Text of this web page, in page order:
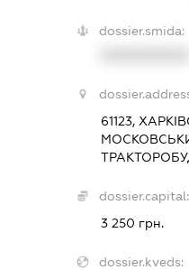
dossier.smida:
61123,
dossier.capital:
3 250 грн.
dossier.kveds: